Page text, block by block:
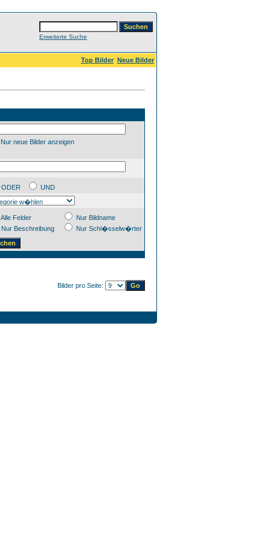
Erweiterte Suche
Top Bilder Neue Bilder
Nur neue Bilder anzeigen
ODER
UND
Alle Felder
Nur Bildname
Nur Beschreibung
Nur Schl�sselw�rter
Bilder pro Seite: